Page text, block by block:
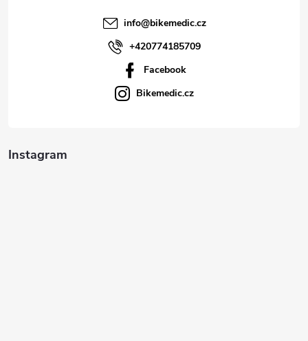
info@bikemedic.cz
+420774185709
Facebook
Bikemedic.cz
Instagram